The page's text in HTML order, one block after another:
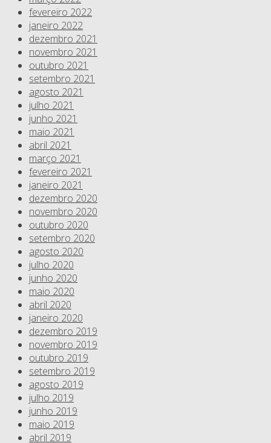
fevereiro 2022
janeiro 2022
dezembro 2021
novembro 2021
outubro 2021
setembro 2021
agosto 2021
julho 2021
junho 2021
maio 2021
abril 2021
março 2021
fevereiro 2021
janeiro 2021
dezembro 2020
novembro 2020
outubro 2020
setembro 2020
agosto 2020
julho 2020
junho 2020
maio 2020
abril 2020
janeiro 2020
dezembro 2019
novembro 2019
outubro 2019
setembro 2019
agosto 2019
julho 2019
junho 2019
maio 2019
abril 2019